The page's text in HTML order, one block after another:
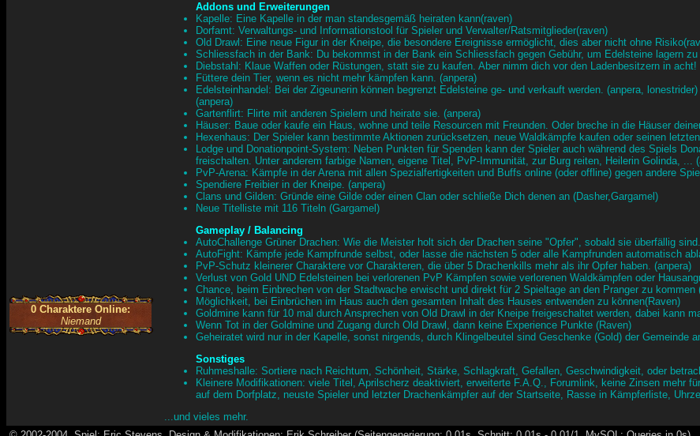
Addons und Erweiterungen
Kapelle: Eine Kapelle in der man standesgemäß heiraten kann(raven)
Dorfamt: Verwaltungs- und Informationstool für Spieler und Verwalter/Ratsmitglieder(raven)
Old Drawl: Eine neue Figur in der Kneipe, die besondere Ereignisse ermöglicht, dies aber nicht ohne
Schliessfach in der Bank: Du bekommst in der Bank ein Schliessfach gegen Gebühr, um Edelsteine lagern zu
Diebstahl: Klaue Waffen oder Rüstungen, statt sie zu kaufen. Aber nimm dich vor den Ladenbesitzern in acht!
Füttere dein Tier, wenn es nicht mehr kämpfen kann. (anpera)
Edelsteinhandel: Bei der Zigeunerin können begrenzt Edelsteine ge- und verkauft werden. (anpera,
(anpera)
Gartenflirt: Flirte mit anderen Spielern und heirate sie. (anpera)
Häuser: Baue oder kaufe ein Haus, wohne und teile Resourcen mit Freunden. Oder breche in die Häuser
Hexenhaus: Der Spieler kann bestimmte Aktionen zurücksetzen, neue Waldkämpfe kaufen oder seinen
Lodge und Donationpoint-System: Neben Punkten für Spenden kann der Spieler auch während des Spiels
freischalten. Unter anderem farbige Namen, eigene Titel, PvP-Immunität, zur Burg reiten, Heilerin Golinda, ...
PvP-Arena: Kämpfe in der Arena mit allen Spezialfertigkeiten und Buffs online (oder offline) gegen andere
Spendiere Freibier in der Kneipe. (anpera)
Clans und Gilden: Gründe eine Gilde oder einen Clan oder schließe Dich denen an (Dasher,Gargamel)
Neue Titelliste mit 116 Titeln (Gargamel)
Gameplay / Balancing
AutoChallenge Grüner Drachen: Wie die Meister holt sich der Drachen seine "Opfer", sobald sie überfällig
AutoFight: Kämpfe jede Kampfrunde selbst, oder lasse die nächsten 5 oder alle Kampfrunden automatisch
PvP-Schutz kleinerer Charaktere vor Charakteren, die über 5 Drachenkills mehr als ihr Opfer haben. (anpera)
Verlust von Gold UND Edelsteinen bei verlorenen PvP Kämpfen sowie verlorenen Waldkämpfen oder
Chance, beim Einbrechen von der Stadtwache erwischt und direkt für 2 Spieltage an den Pranger zu kommen
Möglichkeit, bei Einbrüchen im Haus auch den gesamten Inhalt des Hauses entwenden zu können(Raven)
Goldmine kann für 10 mal durch Ansprechen von Old Drawl in der Kneipe freigeschaltet werden, dabei kann
Wenn Tot in der Goldmine und Zugang durch Old Drawl, dann keine Experience Punkte (Raven)
Geheiratet wird nur in der Kapelle, sonst nirgends, durch Klingelbeutel sind Geschenke (Gold) der Gemeinde
Sonstiges
Ruhmeshalle: Sortiere nach Reichtum, Schönheit, Stärke, Schlagkraft, Gefallen, Geschwindigkeit, oder
Kleinere Modifikationen: viele Titel, Aprilscherz deaktiviert, erweiterte F.A.Q., Forumlink, keine Zinsen mehr
auf dem Dorfplatz, neuste Spieler und letzter Drachenkämpfer auf der Startseite, Rasse in Kämpferliste,
...und vieles mehr.
0 Charaktere Online:
Niemand